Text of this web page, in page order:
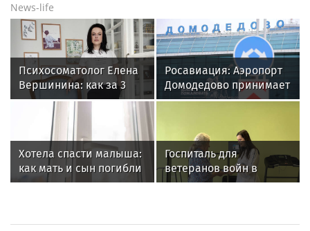
News-life
Психосоматолог Елена
Вершинина: как за 3
минуты вернуть себе
равновесие
Росавиация: Аэропорт
Домодедово принимает
и отправляет рейсы по
Хотела спасти малыша:
как мать и сын погибли
при падении из окна в
Госпиталь для
ветеранов войн в
Екатеринбурге получил